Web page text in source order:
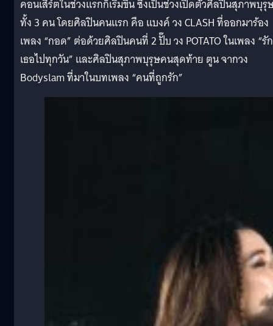
คอนเสิร์ตในช่วงแรกก็เริ่มขึ้น ซึ่งเป็นช่วงเปิดตัวศิลปินสุภาพบุรุ
ทั้ง 3 คน โดยศิลปินคนแรก คือ แบงค์ วง CLASH ที่ออกมาร้อง
เพลง “กอด” ต่อด้วยศิลปินคนที่ 2 ปั๊บ วง POTATO ในเพลง “รัก
เธอไปทุกวัน” และศิลปินสุภาพบุรุษคนสุดท้าย ตูน จากวง
Bodyslam ที่มาในบทเพลง “คนที่ถูกรัก”